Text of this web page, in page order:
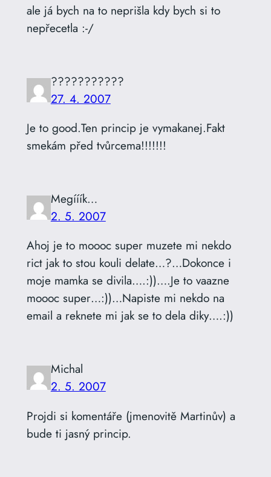
ale já bych na to neprišla kdy bych si to
nepřecetla :-/
???????????
27. 4. 2007
Je to good.Ten princip je vymakanej.Fakt
smekám před tvůrcema!!!!!!!
Megííík…
2. 5. 2007
Ahoj je to moooc super muzete mi nekdo
rict jak to stou kouli delate…?…Dokonce i
moje mamka se divila….:))….Je to vaazne
moooc super…:))…Napiste mi nekdo na
email a reknete mi jak se to dela diky….:))
Michal
2. 5. 2007
Projdi si komentáře (jmenovitě Martinův) a
bude ti jasný princip.